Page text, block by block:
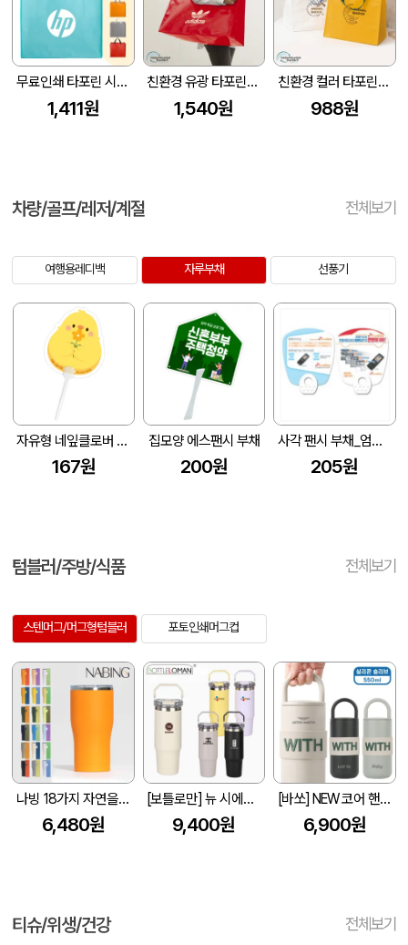
무료인쇄 타포린 시장가방 대형 (45*40*20cm)(바닥 보강 있음)
1,411원
친환경 유광 타포린백 특대형(2색) (530x300x380mm)
1,540원
친환경 컬러 타포린백 대형(2색) (중량 140g±5)(400x250x400mm)
988원
차량/골프/레저/계절 전체보기
여행용레디백 자루부채 선풍기
자유형 네잎클로버 막대팬시 (반투) 부채 (190파이)
167원
집모양 에스팬시 부채
200원
사각 팬시 부채_엄카맨 (175X190mm)
205원
텀블러/주방/식품 전체보기
스텐머그/머그형텀블러 포토인쇄머그컵
나빙 18가지 자연을 담은 304 스텐 슬라이드캡 텀블러 600ml
6,480원
[보틀로만] 뉴 시에나 텀블러 900ml
9,400원
[바쏘] NEW 코어 핸들 텀블러 550ml
6,900원
티슈/위생/건강 전체보기